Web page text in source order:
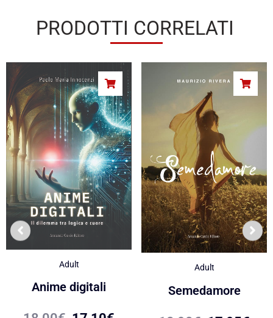
PRODOTTI CORRELATI
Adult
Anime digitali
Adult
Semedamore